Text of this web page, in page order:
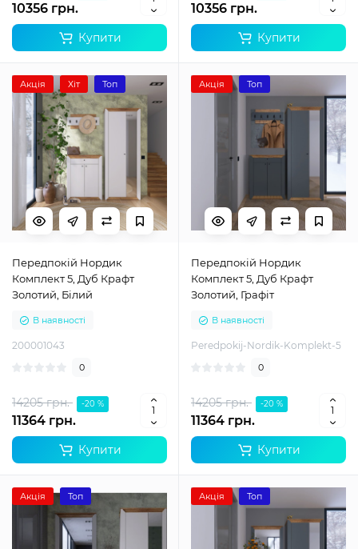
10356 грн.
Купити
10356 грн.
Купити
Акція Хіт Топ
Передпокій Нордик
Комплект 5, Дуб Крафт
Золотий, Білий
В наявності
200001043
0
14205 грн. -20 %
11364 грн.
Купити
Акція Топ
Передпокій Нордик
Комплект 5, Дуб Крафт
Золотий, Графіт
В наявності
Peredpokij-Nordik-Komplekt-5
0
14205 грн. -20 %
11364 грн.
Купити
Акція Топ Акція Топ